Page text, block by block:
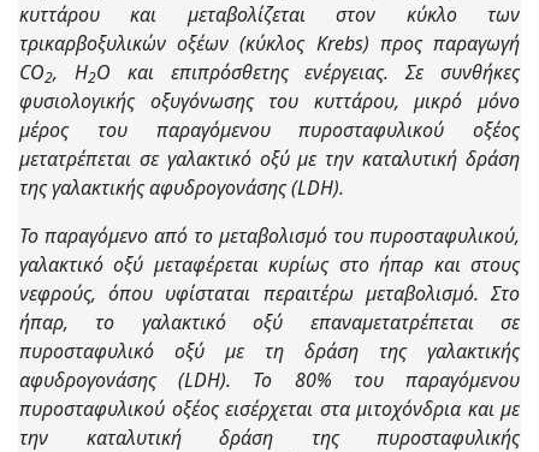
κυττάρου και μεταβολίζεται στον κύκλο των
τρικαρβοξυλικών οξέων (κύκλος Krebs) προς παραγωγή
CO2, H2O και επιπρόσθετης ενέργειας. Σε συνθήκες
φυσιολογικής οξυγόνωσης του κυττάρου, μικρό μόνο
μέρος του παραγόμενου πυροσταφυλικού οξέος
μετατρέπεται σε γαλακτικό οξύ με την καταλυτική δράση
της γαλακτικής αφυδρογονάσης (LDH).
Το παραγόμενο από το μεταβολισμό του πυροσταφυλικού,
γαλακτικό οξύ μεταφέρεται κυρίως στο ήπαρ και στους
νεφρούς, όπου υφίσταται περαιτέρω μεταβολισμό. Στο
ήπαρ, το γαλακτικό οξύ επαναμετατρέπεται σε
πυροσταφυλικό οξύ με τη δράση της γαλακτικής
αφυδρογονάσης (LDH). Το 80% του παραγόμενου
πυροσταφυλικού οξέος εισέρχεται στα μιτοχόνδρια και με
την καταλυτική δράση της πυροσταφυλικής